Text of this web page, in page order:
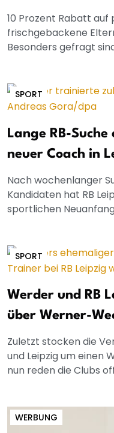
10 Prozent Rabatt
frischgebackene
Besonders gefragt
SPORT
Lange RB-
neuer Coach in
Nach wochenlanger
Kandidaten hat RB
sportlichen
SPORT
Werder und RB
über Werner-
Zuletzt stocken die
und Leipzig um einen
nun reden die Clubs
WERBUNG